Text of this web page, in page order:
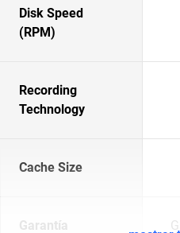
Disk Speed
(RPM)
Recording
Technology
Cache Size
Garantía